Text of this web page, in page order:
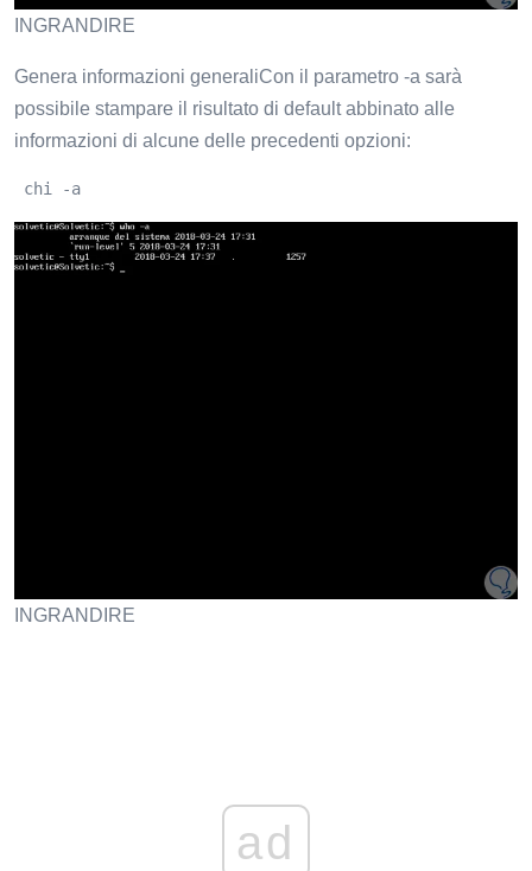
INGRANDIRE
Genera informazioni generaliCon il parametro -a sarà
possibile stampare il risultato di default abbinato alle
informazioni di alcune delle precedenti opzioni:
chi -a
INGRANDIRE
ad